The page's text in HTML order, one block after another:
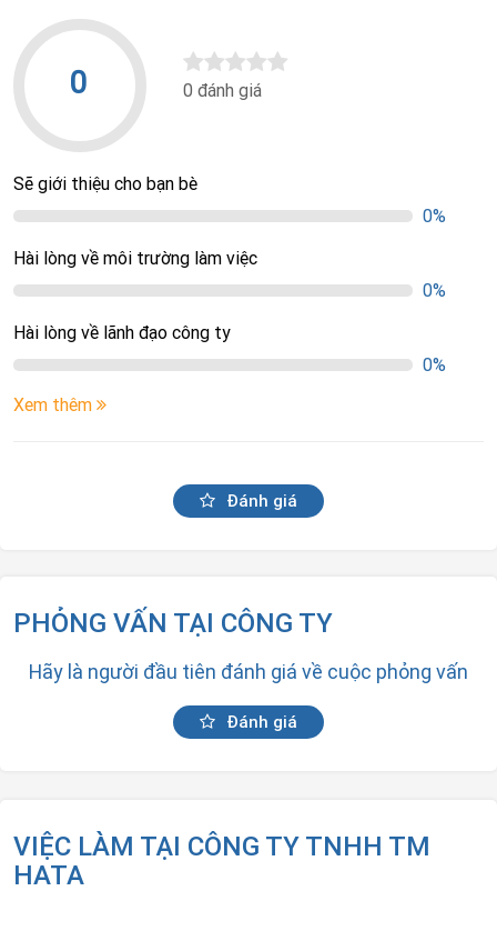
0 0 đánh giá
Sẽ giới thiệu cho bạn bè
0%
Hài lòng về môi trường làm việc
0%
Hài lòng về lãnh đạo công ty
0%
Xem thêm
Đánh giá
PHỎNG VẤN TẠI CÔNG TY
Hãy là người đầu tiên đánh giá về cuộc phỏng vấn
Đánh giá
VIỆC LÀM TẠI CÔNG TY TNHH TM
HATA